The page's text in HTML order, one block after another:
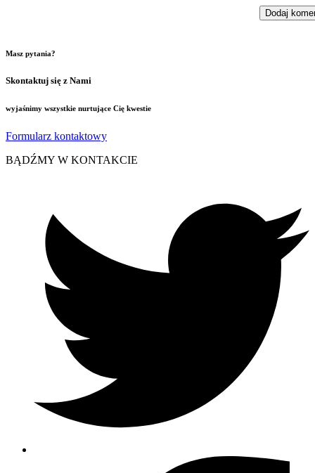
Masz pytania?
Skontaktuj się z Nami
wyjaśnimy wszystkie nurtujące Cię kwestie
Formularz kontaktowy
BĄDŹMY W KONTAKCIE